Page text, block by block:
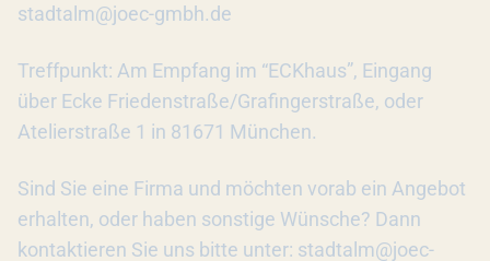
stadtalm@joec-gmbh.de
Treffpunkt: Am Empfang im “ECKhaus”, Eingang
über Ecke Friedenstraße/Grafingerstraße, oder
Atelierstraße 1 in 81671 München.
Sind Sie eine Firma und möchten vorab ein Angebot
erhalten, oder haben sonstige Wünsche? Dann
kontaktieren Sie uns bitte unter: stadtalm@joec-